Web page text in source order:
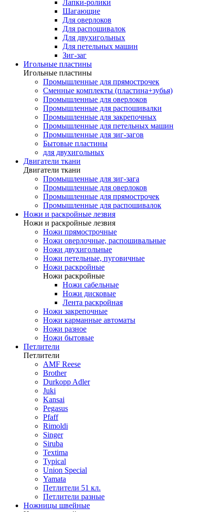
Лапки-ролики
Шагающие
Для оверлоков
Для распошивалок
Для двухигольных
Для петельных машин
Зиг-заг
Игольные пластины
Игольные пластины
Промышленные для прямострочек
Сменные комплекты (пластина+зубья)
Промышленные для оверлоков
Промышленные для распошивалки
Промышленные для закрепочных
Промышленные для петельных машин
Промышленные для зиг-загов
Бытовые пластины
для двухигольных
Двигатели ткани
Двигатели ткани
Промышленные для зиг-зага
Промышленные для оверлоков
Промышленные для прямострочек
Промышленные для распошивалок
Ножи и раскройные лезвия
Ножи и раскройные лезвия
Ножи прямострочные
Ножи оверлочные, распошивальные
Ножи двухигольные
Ножи петельные, пуговичные
Ножи раскройные
Ножи раскройные
Ножи сабельные
Ножи дисковые
Лента раскройная
Ножи закрепочные
Ножи карманные автоматы
Ножи разное
Ножи бытовые
Петлители
Петлители
AMF Reese
Brother
Durkopp Adler
Juki
Kansai
Pegasus
Pfaff
Rimoldi
Singer
Siruba
Textima
Typical
Union Special
Yamata
Петлители 51 кл.
Петлители разные
Ножницы швейные